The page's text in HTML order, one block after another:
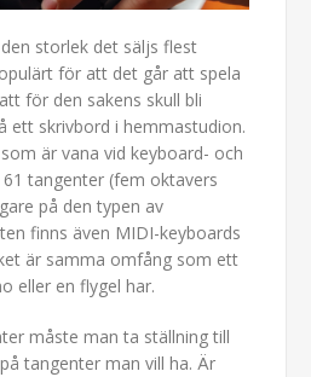
storlek det säljs flest
för att det går att spela
för den sakens skull bli
ett skrivbord i hemmastudion.
är vana vid keyboard- och
tangenter (fem oktavers
på den typen av
finns även MIDI-keyboards
är samma omfång som ett
eller en flygel har.
måste man ta ställning till
tangenter man vill ha. Är